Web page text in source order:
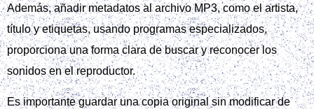
Además, añadir metadatos al archivo MP3, como el artista,
título y etiquetas, usando programas especializados,
proporciona una forma clara de buscar y reconocer los
sonidos en el reproductor.
Es importante guardar una copia original sin modificar de